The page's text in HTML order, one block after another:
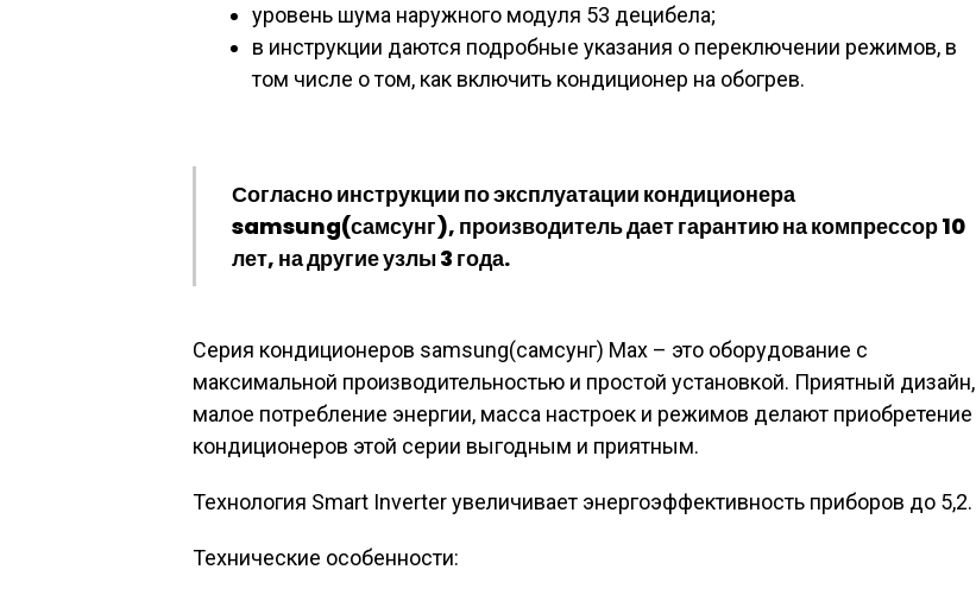
уровень шума наружного модуля 53 децибела;
в инструкции даются подробные указания о переключении режимов, в
том числе о том, как включить кондиционер на обогрев.
Согласно инструкции по эксплуатации кондиционера
samsung(самсунг), производитель дает гарантию на компрессор 10
лет, на другие узлы 3 года.
Серия кондиционеров samsung(самсунг) Max – это оборудование с
максимальной производительностью и простой установкой. Приятный дизайн,
малое потребление энергии, масса настроек и режимов делают приобретение
кондиционеров этой серии выгодным и приятным.
Технология Smart Inverter увеличивает энергоэффективность приборов до 5,2.
Технические особенности: